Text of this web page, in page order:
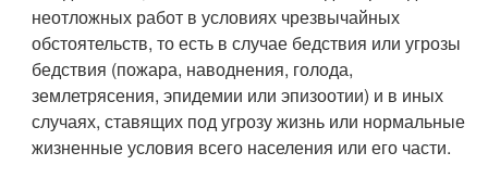
неотложных работ в условиях чрезвычайных
обстоятельств, то есть в случае бедствия или угрозы
бедствия (пожара, наводнения, голода,
землетрясения, эпидемии или эпизоотии) и в иных
случаях, ставящих под угрозу жизнь или нормальные
жизненные условия всего населения или его части.